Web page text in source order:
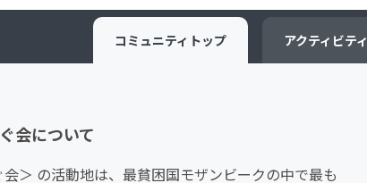
コミュニティ トップ アクティビティ
会について
＞ の活動地は、最貧困国モザンビークの中で最も